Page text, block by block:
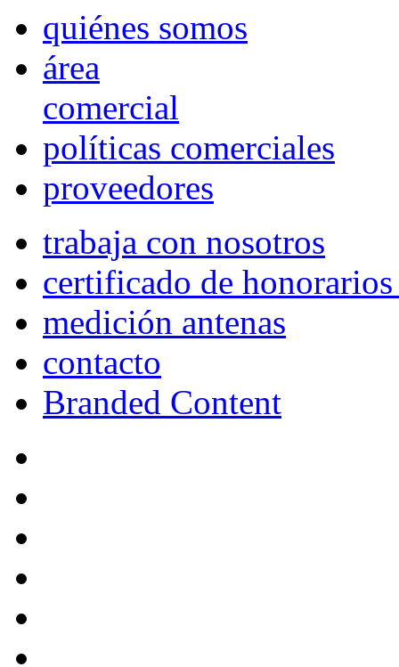
quiénes somos
área
comercial
políticas comerciales
proveedores
trabaja con nosotros
certificado de
medición antenas
contacto
Branded Content